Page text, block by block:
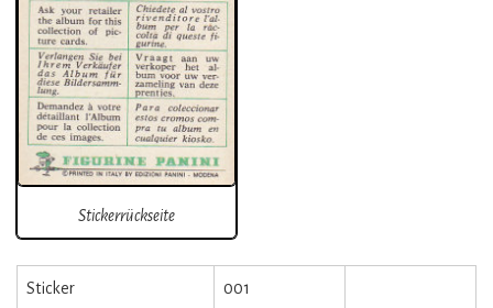
Stickerrückseite
Sticker 001